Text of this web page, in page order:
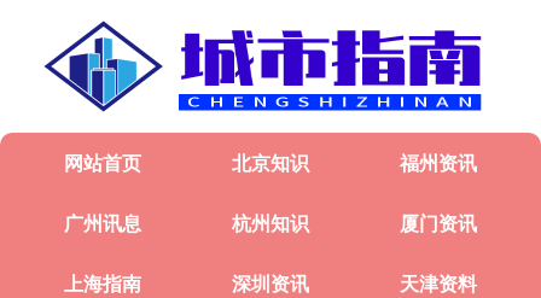
网站首页 北京知识 福州资讯
广州讯息 杭州知识 厦门资讯
上海指南 深圳资讯 天津资料